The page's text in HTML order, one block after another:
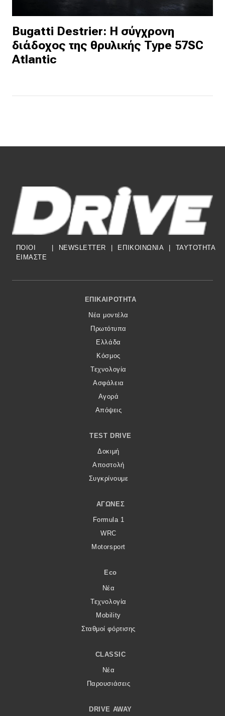
Bugatti Destrier: Η σύγχρονη
διάδοχος της θρυλικής Type 57SC
Atlantic
ΠΟΙΟΙ
ΕΙΜΑΣΤΕ
| NEWSLETTER | ΕΠΙΚΟΙΝΩΝΙΑ | TAYTOTHTA
Footer Menu
ΕΠΙΚΑΙΡΌΤΗΤΑ
Νέα μοντέλα
Πρωτότυπα
Ελλάδα
Κόσμος
Τεχνολογία
Ασφάλεια
Αγορά
Απόψεις
TEST DRIVE
Δοκιμή
Αποστολή
Συγκρίνουμε
ΑΓΏΝΕΣ
Formula 1
WRC
Motorsport
Eco
Νέα
Τεχνολογία
Mobility
Σταθμοί φόρτισης
CLASSIC
Νέα
Παρουσιάσεις
DRIVE AWAY